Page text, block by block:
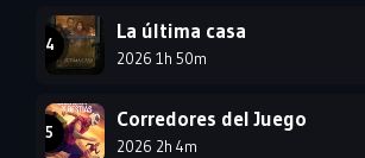
1978
La última casa
2026 1h 50m
Corredores del Juego
2026 2h 4m